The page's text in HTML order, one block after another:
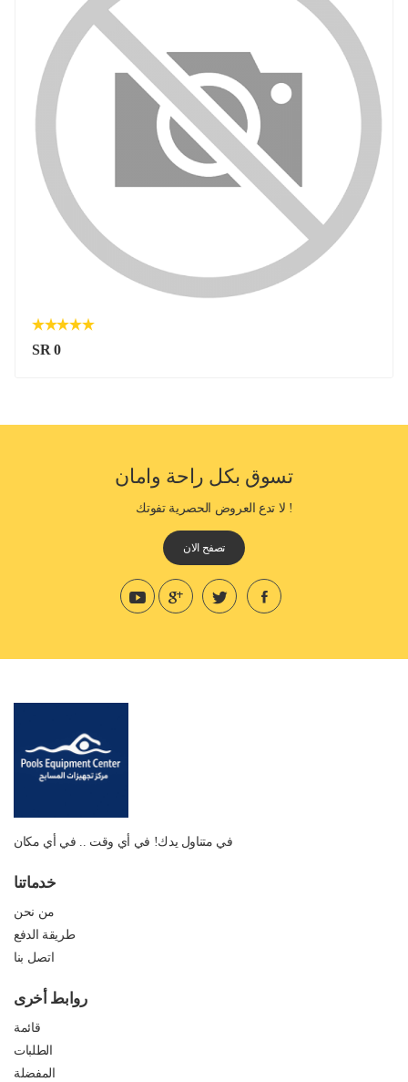
SR 0
تسوق بكل راحة وامان
! لا تدع العروض الحصرية تفوتك
تصفح الان
في متناول يدك! في أي وقت .. في أي مكان
خدماتنا
من نحن
طريقة الدفع
اتصل بنا
روابط أخرى
قائمة
الطلبات
المفضلة